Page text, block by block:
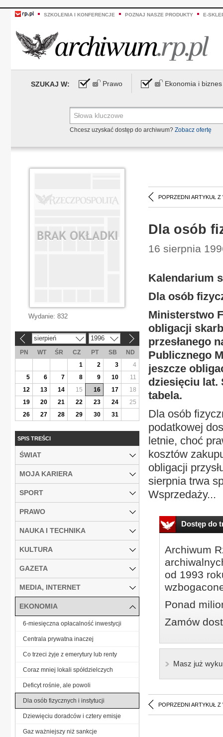
SZKOLENIA I KONFERENCJE POZNAJ NASZE PRODUKTY E-
SZUKAJ W: Prawo Ekonomia i biznes
Chcesz uzyskać dostęp do archiwum? Zobacz ofertę
POPRZEDNI ARTYKUŁ Z
Dla osób
16 sierpnia
Kalendarium
Dla osób
Ministerstwo
obligacji
przesłanego
Publicznego
jeszcze
dziesięciu lat.
tabela.
Dla osób
podatkowej
letnie, choć
kosztów
obligacji
sierpnia trwa
Wsprzedaży...
Dostęp do
Archiwum
od 1993
Ponad
Zamów
Masz już
POPRZEDNI ARTYKUŁ Z
Wydanie: 832
sierpień 1996
PN WT ŚR CZ PT SB
ND
1
2 3
4
5
6 7 8 9 10
11
12
13 14 15 16 17
18
19
20 21 22 23 24
25
26
27 28 29 30 31
SPIS TREŚCI
ŚWIAT
MOJA KARIERA
SPORT
PRAWO
NAUKA I TECHNIKA
KULTURA
GAZETA
MEDIA, INTERNET
EKONOMIA
6-miesięczna opłacalność inwestycji
Centrala prywatna inaczej
Co trzeci żyje z emerytury lub renty
Coraz mniej lokali spółdzielczych
Deficyt rośnie, ale powoli
Dla osób fizycznych i instytucji
Dziewięciu doradców i cztery emisje
Gaz ważniejszy niż sankcje